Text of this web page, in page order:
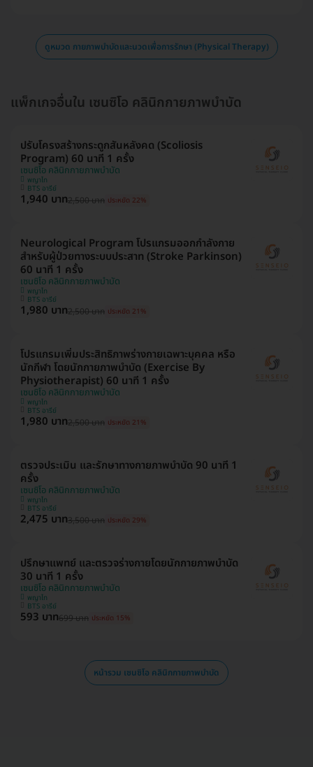
ดูหมวด กายภาพบำบัดและนวดเพื่อการรักษา (Physical Therapy)
แพ็กเกจอื่นใน เซนซิโอ คลินิกกายภาพบำบัด
ปรับโครงสร้างกระดูกสันหลังคด (Scoliosis
Program) 60 นาที 1 ครั้ง
เซนซิโอ คลินิกกายภาพบำบัด
พญาไท
BTS อารีย์
1,940 บาท2,500 บาท ประหยัด 22%
Neurological Program โปรแกรมออกกำลังกาย
สำหรับผู้ป่วยทางระบบประสาท (Stroke Parkinson)
60 นาที 1 ครั้ง
เซนซิโอ คลินิกกายภาพบำบัด
พญาไท
BTS อารีย์
1,980 บาท2,500 บาท ประหยัด 21%
โปรแกรมเพิ่มประสิทธิภาพร่างกายเฉพาะบุคคล หรือ
นักกีฬา โดยนักกายภาพบำบัด (Exercise By
Physiotherapist) 60 นาที 1 ครั้ง
เซนซิโอ คลินิกกายภาพบำบัด
พญาไท
BTS อารีย์
1,980 บาท2,500 บาท ประหยัด 21%
ตรวจประเมิน และรักษาทางกายภาพบำบัด 90 นาที 1
ครั้ง
เซนซิโอ คลินิกกายภาพบำบัด
พญาไท
BTS อารีย์
2,475 บาท3,500 บาท ประหยัด 29%
ปรึกษาแพทย์ และตรวจร่างกายโดยนักกายภาพบำบัด
30 นาที 1 ครั้ง
เซนซิโอ คลินิกกายภาพบำบัด
พญาไท
BTS อารีย์
593 บาท699 บาท ประหยัด 15%
หน้ารวม เซนซิโอ คลินิกกายภาพบำบัด